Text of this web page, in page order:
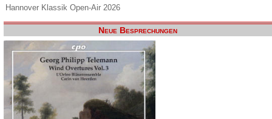
Hannover Klassik Open-Air 2026
Neue Besprechungen